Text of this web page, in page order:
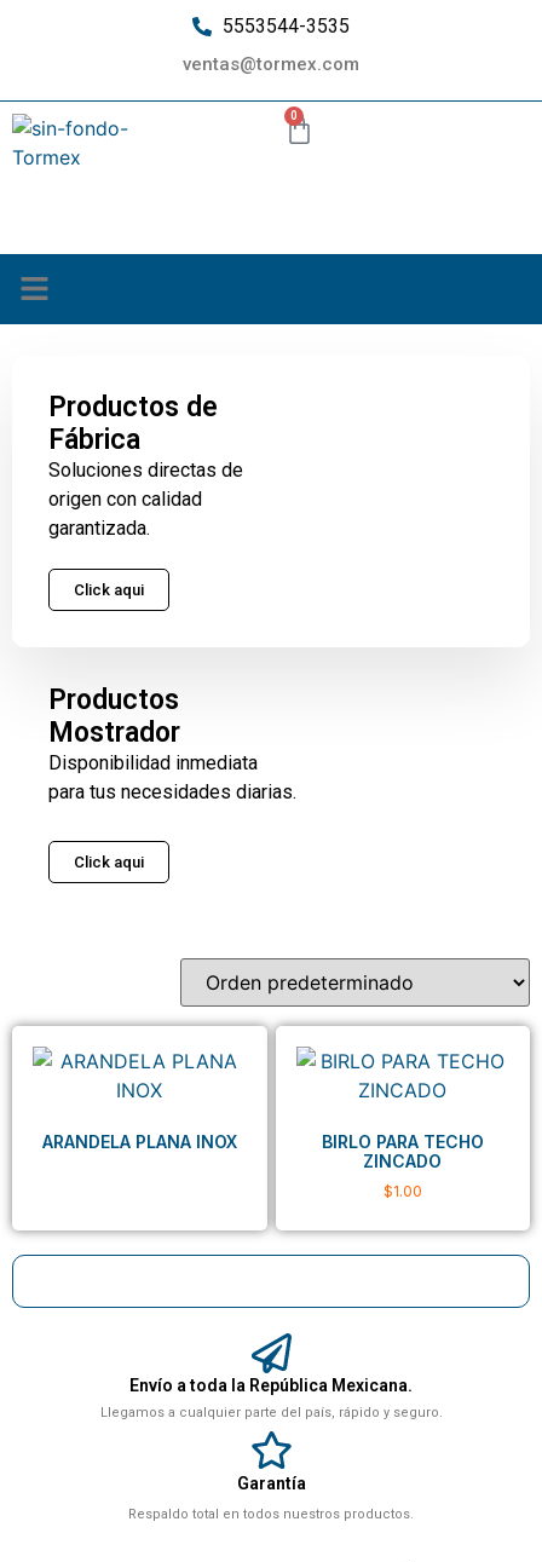
5553544-3535
ventas@tormex.com
0
Envío a toda la República Mexicana.
Llegamos a cualquier parte del país, rápido y seguro.
Garantía
Respaldo total en todos nuestros productos.
Productos de
Fábrica
Soluciones directas de
origen con calidad
garantizada.
Click aqui
Productos
Mostrador
Disponibilidad inmediata
para tus necesidades diarias.
Click aqui
ARANDELA PLANA INOX
BIRLO PARA TECHO
ZINCADO
$1.00